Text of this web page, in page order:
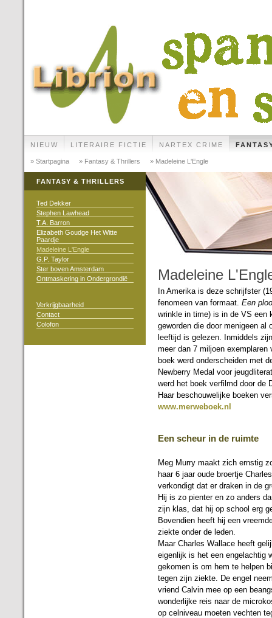
NIEUW LITERAIRE FICTIE NARTEX CRIME
» Startpagina » Fantasy & Thrillers » Madeleine L'Engle
FANTASY & THRILLERS
Ted Dekker
Stephen Lawhead
T.A. Barron
Elizabeth Goudge Het Witte
Paardje
Madeleine L'Engle
G.P. Taylor
Ster boven Amsterdam
Ontmaskering in Ondergrondië
Verkrijgbaarheid
Contact
Colofon
Madeleine
In Amerika is deze schrijfster
fenomeen van formaat. Een
wrinkle in time) is in de VS een
geworden die door menigeen al
leeftijd is gelezen. Inmiddels
meer dan 7 miljoen exemplaren
boek werd onderscheiden met
Newberry Medal voor
werd het boek verfilmd door de
Haar beschouwelijke boeken
www.merweboek.nl
Een scheur in de ruimte
Meg Murry maakt zich ernstig
haar 6 jaar oude broertje
verkondigt dat er draken in de
Hij is zo pienter en zo anders
zijn klas, dat hij op school erg
Bovendien heeft hij een
ziekte onder de leden.
Maar Charles Wallace heeft
eigenlijk is het een engelachtig
gekomen is om hem te helpen
tegen zijn ziekte. De engel
vriend Calvin mee op een
wonderlijke reis naar de
op celniveau moeten vechten